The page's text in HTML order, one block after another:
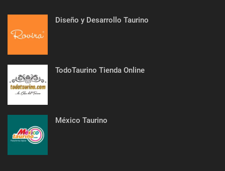
Diseño y Desarrollo Taurino
TodoTaurino Tienda Online
México Taurino